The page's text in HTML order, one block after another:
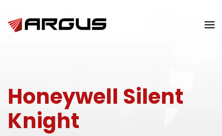
Skip to main content
Honeywell Silent
Knight